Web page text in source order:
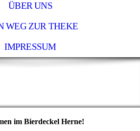
ÜBER UNS
WEG ZUR THEKE
IMPRESSUM
im Bierdeckel Herne!